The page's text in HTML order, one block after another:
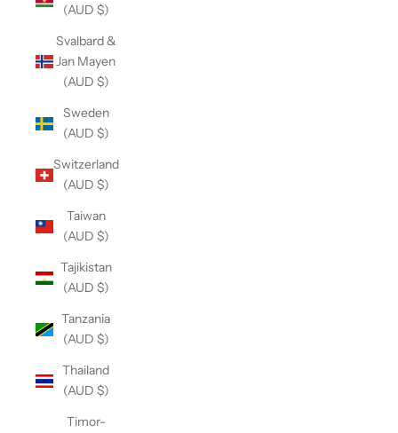
(AUD $)
Svalbard &
Jan Mayen
(AUD $)
Sweden
(AUD $)
Switzerland
(AUD $)
Taiwan
(AUD $)
Tajikistan
(AUD $)
Tanzania
(AUD $)
Thailand
(AUD $)
Timor-